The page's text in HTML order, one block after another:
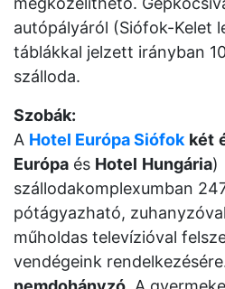
autópályáról (Siófok-Kelet
táblákkal jelzett irányban
szálloda.
Szobák:
A Hotel Európa Siófok két
Európa és Hotel Hungária)
szállodakomplexumban
pótágyazható,
műholdas televízióval
vendégeink